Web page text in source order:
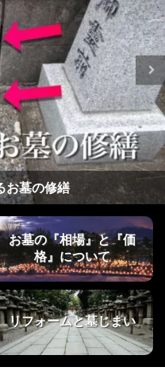
桜井石材店カタログ【2026
お墓の『相場』と『価
格』について
リフォームと墓じまい